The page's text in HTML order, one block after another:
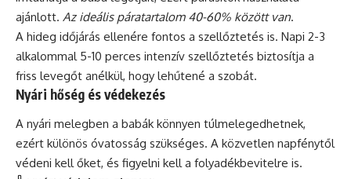
ajánlott. Az ideális páratartalom 40-60% között van.
A hideg időjárás ellenére fontos a szellőztetés is. Napi 2-3
alkalommal 5-10 perces intenzív szellőztetés biztosítja a
friss levegőt anélkül, hogy lehűtené a szobát.
Nyári hőség és védekezés
A nyári melegben a babák könnyen túlmelegedhetnek,
ezért különös óvatosság szükséges. A közvetlen napfénytől
védeni kell őket, és figyelni kell a folyadékbevitelre is.